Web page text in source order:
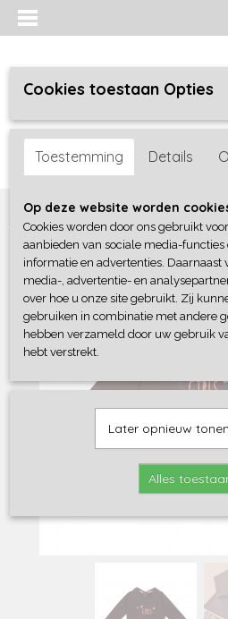
Inloggen Registreren
Home >Meisjes baby>shirts /
Cookies toestaan Opties
Toestemming Details
Op deze website worden
Cookies worden door ons gebruikt
aanbieden van sociale media-functies
informatie en advertenties. Daarnaast
media-, advertentie- en
over hoe u onze site gebruikt. Zij
gebruiken in combinatie met andere
hebben verzameld door uw gebruik
hebt verstrekt.
Later opnieuw tonen
Alles